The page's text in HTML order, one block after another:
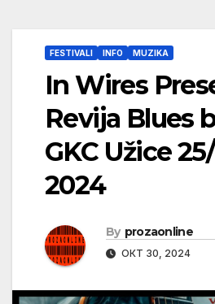
FESTIVALI INFO MUZIKA
In Wires
Revija Blues
GKC Užice
2024
By prozaonline
ОКТ 30, 2024